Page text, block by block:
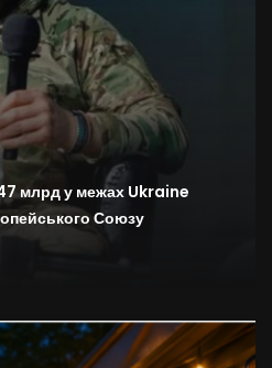
млрд у межах Ukraine
Союзу